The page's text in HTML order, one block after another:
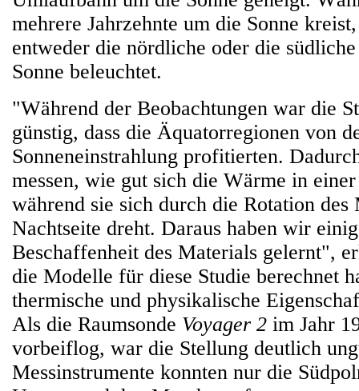
mehrere Jahrzehnte um die Sonne
entweder die nördliche oder die
Sonne beleuchtet.
"Während der Beobachtungen war die
günstig, dass die Äquatorregionen von
Sonneneinstrahlung profitierten.
messen, wie gut sich die Wärme in
während sie sich durch die Rotation des
Nachtseite dreht. Daraus haben wir
Beschaffenheit des Materials gelernt",
die Modelle für diese Studie berechnet
thermische und physikalische
Als die Raumsonde Voyager 2 im Jahr
vorbeiflog, war die Stellung deutlich
Messinstrumente konnten nur die